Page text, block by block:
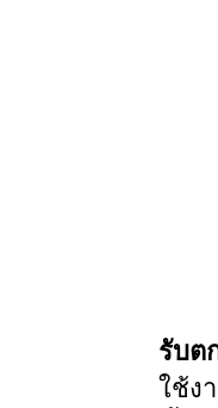
รับต
ใช้ง